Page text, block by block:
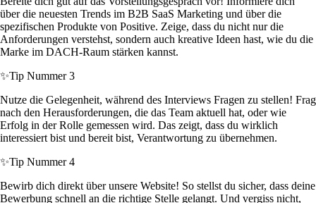
über die neuesten Trends im B2B SaaS Marketing und über die
spezifischen Produkte von Positive. Zeige, dass du nicht nur die
Anforderungen verstehst, sondern auch kreative Ideen hast, wie du die
Marke im DACH-Raum stärken kannst.
✨Tip Nummer 3
Nutze die Gelegenheit, während des Interviews Fragen zu stellen! Frag
nach den Herausforderungen, die das Team aktuell hat, oder wie
Erfolg in der Rolle gemessen wird. Das zeigt, dass du wirklich
interessiert bist und bereit bist, Verantwortung zu übernehmen.
✨Tip Nummer 4
Bewirb dich direkt über unsere Website! So stellst du sicher, dass deine
Bewerbung schnell an die richtige Stelle gelangt. Und vergiss nicht,